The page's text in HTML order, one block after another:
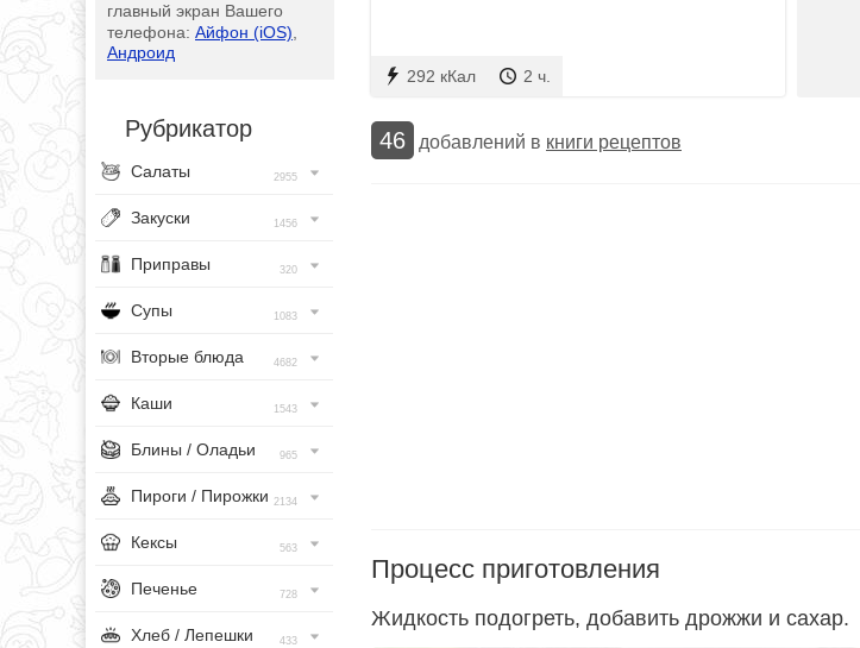
главный экран Вашего
телефона: Айфон (iOS)
Андроид
Рубрикатор
Салаты 2955
Закуски 1456
Приправы 320
Супы 1083
Вторые блюда 4682
Каши 1543
Блины / Оладьи 965
Пироги / Пирожки 2134
Кексы 563
Печенье 728
Хлеб / Лепешки 433
292 кКал 2 ч.
46 добавлений в книги рецептов
Процесс приготовления
Жидкость подогреть, добавить дрожжи и сахар.